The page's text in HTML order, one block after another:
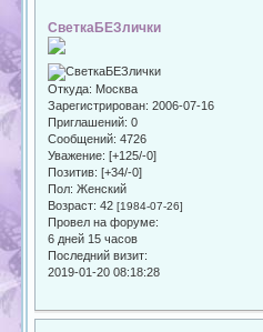
СветкаБЕЗлички
Откуда: Москва
Зарегистрирован: 2006-07-16
Приглашений: 0
Сообщений: 4726
Уважение: [+125/-0]
Позитив: [+34/-0]
Пол: Женский
Возраст: 42[1984-07-26]
Провел на форуме:
6 дней 15 часов
Последний визит:
2019-01-20 08:18:28